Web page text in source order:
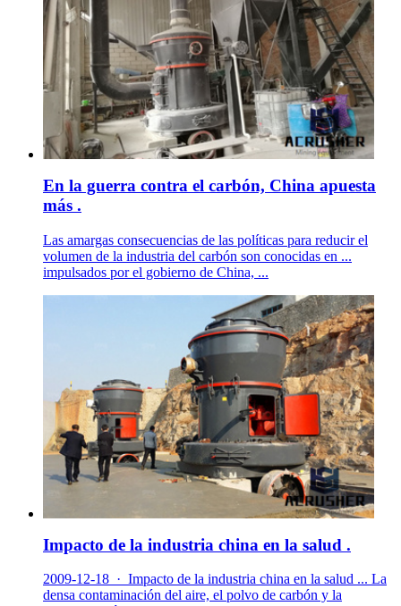
En la guerra contra el carbón, China apuesta
más .
Las amargas consecuencias de las políticas para reducir el
volumen de la industria del carbón son conocidas en ...
impulsados por el gobierno de China, ...
Impacto de la industria china en la salud .
2009-12-18 · Impacto de la industria china en la salud ... La
densa contaminación del aire, el polvo de carbón y la